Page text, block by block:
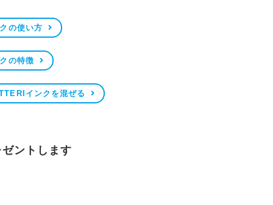
の使い方
の特徴
インクを混ぜる
ントします